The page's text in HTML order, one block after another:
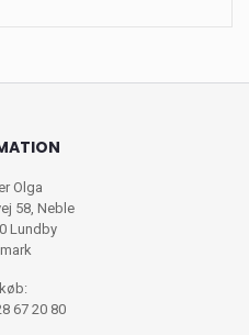
Olga
58, Neble
Lundby
67 20 80